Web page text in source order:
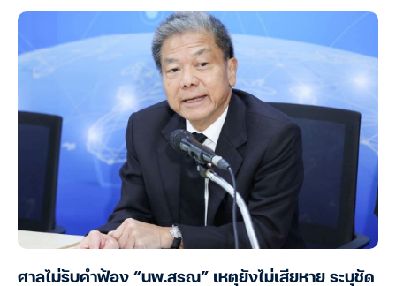
ศาลไม่รับคำฟ้อง “นพ.สรณ” เหตุยังไม่เสียหาย ระบุชัด